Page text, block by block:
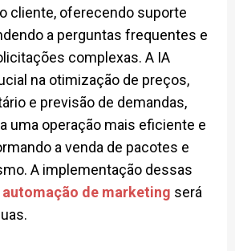
cliente, oferecendo suporte
a perguntas frequentes e
complexas. A IA
na otimização de preços,
e previsão de demandas,
uma operação mais eficiente e
a venda de pacotes e
A implementação dessas
de marketing será